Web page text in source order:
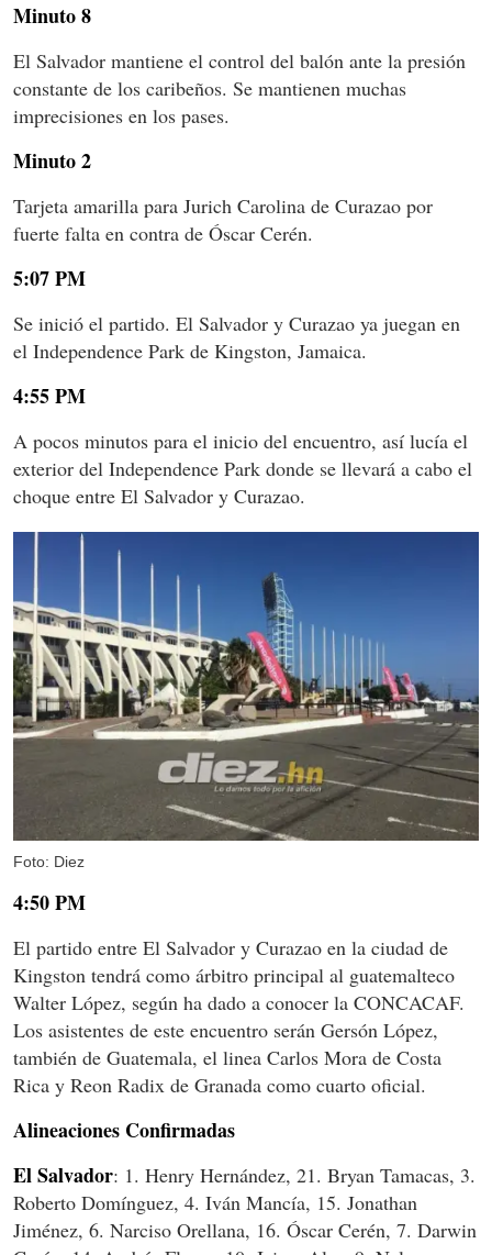
Minuto 8
El Salvador mantiene el control del balón ante la presión
constante de los caribeños. Se mantienen muchas
imprecisiones en los pases.
Minuto 2
Tarjeta amarilla para Jurich Carolina de Curazao por
fuerte falta en contra de Óscar Cerén.
5:07 PM
Se inició el partido. El Salvador y Curazao ya juegan en
el Independence Park de Kingston, Jamaica.
4:55 PM
A pocos minutos para el inicio del encuentro, así lucía el
exterior del Independence Park donde se llevará a cabo el
choque entre El Salvador y Curazao.
Foto: Diez
4:50 PM
El partido entre El Salvador y Curazao en la ciudad de
Kingston tendrá como árbitro principal al guatemalteco
Walter López, según ha dado a conocer la CONCACAF.
Los asistentes de este encuentro serán Gersón López,
también de Guatemala, el linea Carlos Mora de Costa
Rica y Reon Radix de Granada como cuarto oficial.
Alineaciones Confirmadas
El Salvador: 1. Henry Hernández, 21. Bryan Tamacas, 3.
Roberto Domínguez, 4. Iván Mancía, 15. Jonathan
Jiménez, 6. Narciso Orellana, 16. Óscar Cerén, 7. Darwin